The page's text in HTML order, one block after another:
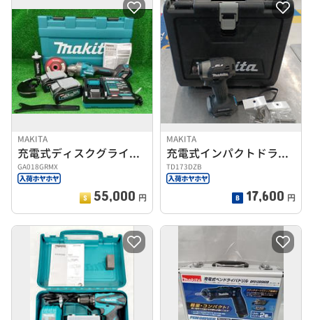
MAKITA
充電式ディスクグラインダ
GA018GRMX
55,000 円
MAKITA
充電式インパクトドライバ
TD173DZB
17,600 円